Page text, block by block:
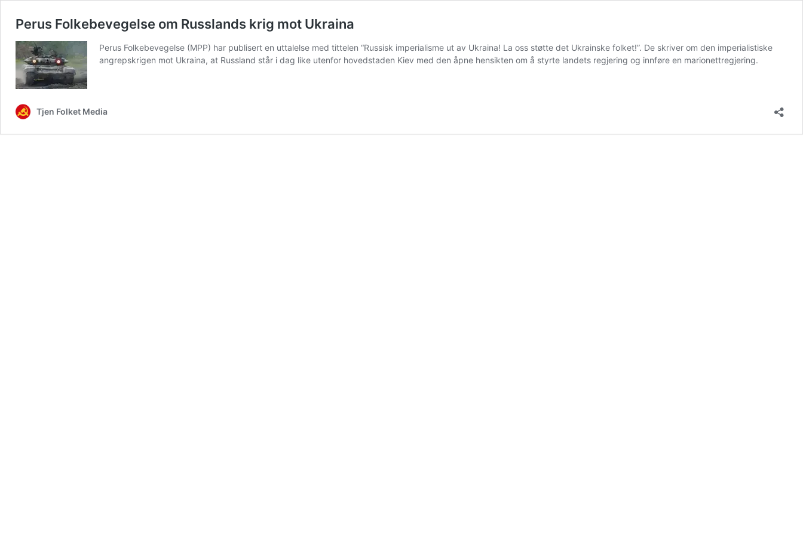
Perus Folkebevegelse om Russlands krig mot Ukraina
Perus Folkebevegelse (MPP) har publisert en uttalelse med tittelen “Russisk imperialisme ut av Ukraina! La oss støtte det Ukrainske folket!”. De skriver om den imperialistiske
angrepskrigen mot Ukraina, at Russland står i dag like utenfor hovedstaden Kiev med den åpne hensikten om å styrte landets regjering og innføre en marionettregjering.
Tjen Folket Media